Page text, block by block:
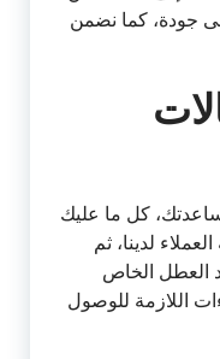
جودة، كما نضمن
كل ما عليك
لدينا، ثم
العطل الخاص
اللازمة للوصول